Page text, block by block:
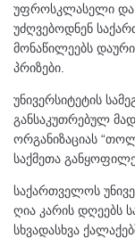
უფროსკლასელი და
უძღვებოდნენ
მონაწილეებს
პრიზები.
უნივერსიტეტის
განსაკუთრებულ
ორგანიზაციას
საქმეთა
საქართველოს
ღია კარის დღეებს
სხვადასხვა